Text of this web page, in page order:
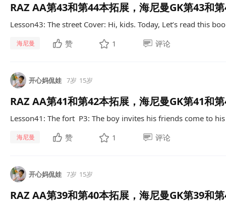
RAZ AA第43和第44本拓展，海尼曼GK第43和
Lesson43: The street Cover: Hi, kids. Today, Let’s read this
海尼曼 赞 1 评论
开心妈侃娃 7岁 15岁
RAZ AA第41和第42本拓展，海尼曼GK第41和
Lesson41: The fort P3: The boy invites his friends come to
海尼曼 赞 1 评论
开心妈侃娃 7岁 15岁
RAZ AA第39和第40本拓展，海尼曼GK第39和